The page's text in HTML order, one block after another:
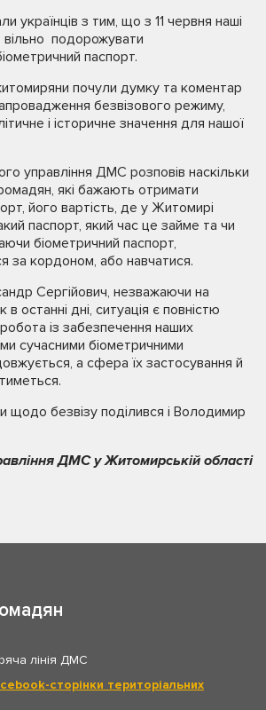
українців з тим, що з 11 червня наші
подорожувати
паспорт.
почули думку та коментар
безвізового режиму,
і історичне значення для нашої
управління ДМС розповів наскільки
які бажають отримати
його вартість, де у Житомирі
паспорт, який час це займе та чи
біометричний паспорт,
за кордоном, або навчатися.
Сергійович, незважаючи на
в останні дні, ситуація є повністю
із забезпечення наших
сучасними біометричними
а сфера їх застосування й
щодо безвізу поділився і Володимир
ДМС у Житомирській області
лінія ДМС
сторінки територіальних